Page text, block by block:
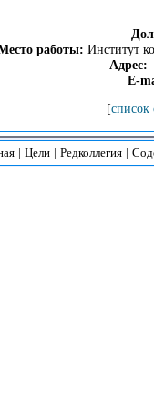
работы: Институт
Адрес:
E-
[список
| Цели | Редколлегия |